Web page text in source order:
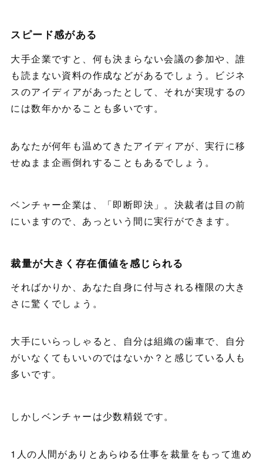
スピード感がある
大手企業ですと、何も決まらない会議の参加や、誰
も読まない資料の作成などがあるでしょう。ビジネ
スのアイディアがあったとして、それが実現するの
には数年かかることも多いです。
あなたが何年も温めてきたアイディアが、実行に移
せぬまま企画倒れすることもあるでしょう。
ベンチャー企業は、「即断即決」。決裁者は目の前
にいますので、あっという間に実行ができます。
裁量が大きく存在価値を感じられる
そればかりか、あなた自身に付与される権限の大き
さに驚くでしょう。
大手にいらっしゃると、自分は組織の歯車で、自分
がいなくてもいいのではないか？と感じている人も
多いです。
しかしベンチャーは少数精鋭です。
1人の人間がありとあらゆる仕事を裁量をもって進め